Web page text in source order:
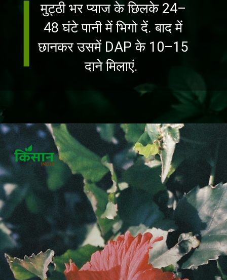
मुट्ठी भर प्याज के छिलके 24–
48 घंटे पानी में भिगो दें. बाद में
छानकर उसमें DAP के 10–15
दाने मिलाएं.